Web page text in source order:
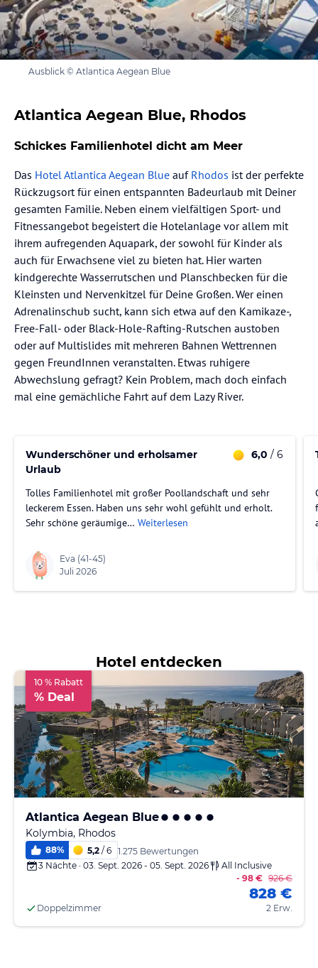
Ausblick © Atlantica Aegean Blue
Atlantica Aegean Blue, Rhodos
Schickes Familienhotel dicht am Meer
Das Hotel Atlantica Aegean Blue aufRhodos ist der perfekte
Rückzugsort für einen entspannten Badeurlaub mit Deiner
gesamten Familie. Neben einem vielfältigen Sport- und
Fitnessangebot begeistert die Hotelanlage vor allem mit
ihrem aufregenden Aquapark, der sowohl für Kinder als
auch für Erwachsene viel zu bieten hat. Hier warten
kindgerechte Wasserrutschen und Planschbecken für die
Kleinsten und Nervenkitzel für Deine Großen. Wer einen
Adrenalinschub sucht, kann sich etwa auf den Kamikaze-,
Free-Fall- oder Black-Hole-Rafting-Rutschen austoben
oder auf Multislides mit mehreren Bahnen Wettrennen
gegen FreundInnen veranstalten. Etwas ruhigere
Abwechslung gefragt? Kein Problem, mach doch einfach
mal eine gemächliche Fahrt auf dem Lazy River.
Wunderschöner und erholsamer
Urlaub
6,0 / 6
Tolles Familienhotel mit großer Poollandschaft und sehr
leckerem Essen. Haben uns sehr wohl gefühlt und erholt.
Sehr schöne geräumige… Weiterlesen
Eva (41-45)
Juli 2026
Hotel entdecken
10 % Rabatt
% Deal
Atlantica Aegean Blue
Kolymbia, Rhodos
88% 5,2 / 6 1.275 Bewertungen
3 Nächte · 03. Sept. 2026 - 05. Sept. 2026
All Inclusive
Doppelzimmer
- 98 € 926 €
828 €
2 Erw.